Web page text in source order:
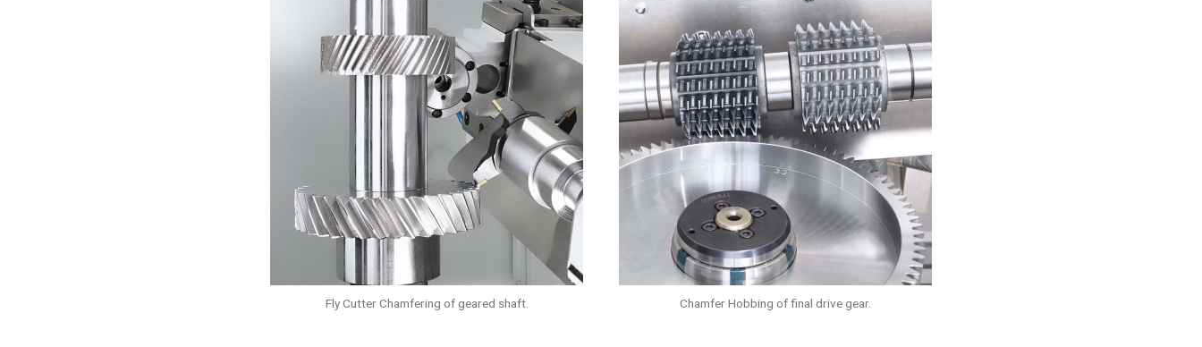
Fly Cutter Chamfering of geared shaft. Chamfer Hobbing of final drive gear.